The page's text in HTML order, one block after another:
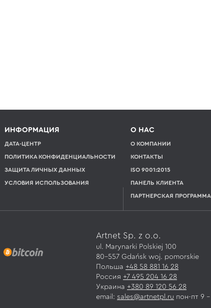
ИНФОРМАЦИЯ
ДАТА-ЦЕНТР
ПОЛИТИКА КОНФИДЕНЦИАЛЬНОСТИ
ЗАЩИТА ЛИЧНЫХ ДАННЫХ
УСЛОВИЯ ИСПОЛЬЗОВАНИЯ
О НАС
О КОМПАНИИ
КОНТАКТЫ
ISO 9001:2015
ПАНЕЛЬ КЛИЕНТА
ПАРТНЕРСКАЯ ПРОГРАММА
Artnet Sp. z o.o.
ul. Marynarki Polskiej 100
80-557 Gdańsk woj. pomorskie
Польша +48 58 881 16 28
Россия +7 495 204 16 28
Украина +380 89 120 56 28
email: sales@artnetpl.ru пон-пт 9 –